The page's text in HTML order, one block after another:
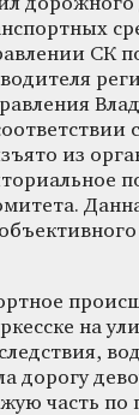
СК
из
на
дорогу
часть